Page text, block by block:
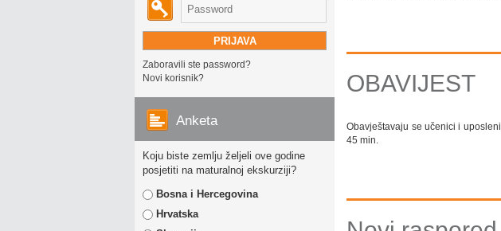
Zaboravili ste password?
Novi korisnik?
Anketa
Koju biste zemlju željeli ove godine
posjetiti na maturalnoj ekskurziji?
Bosna i Hercegovina
Hrvatska
OBAVIJEST
Obavještavaju se učenici i
45 min.